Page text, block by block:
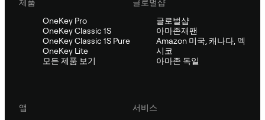
제품
OneKey Pro
OneKey Classic 1S
OneKey Classic 1S Pure
OneKey Lite
모든 제품 보기
글로벌샵
글로벌샵
아마존재팬
Amazon 미국, 캐나다, 멕
시코
아마존 독일
앱
서비스